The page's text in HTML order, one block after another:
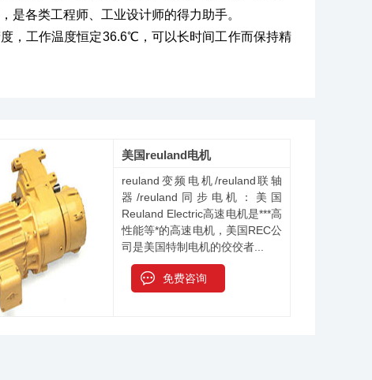
是各类工程师、工业设计师的得力助手。
，工作温度恒定36.6℃，可以长时间工作而保持精
美国reuland电机
reuland变频电机/reuland联轴
器/reuland同步电机：美国
Reuland Electric高速电机是***高
性能等*的高速电机，美国REC公
司是美国特制电机的佼佼者...
免费咨询